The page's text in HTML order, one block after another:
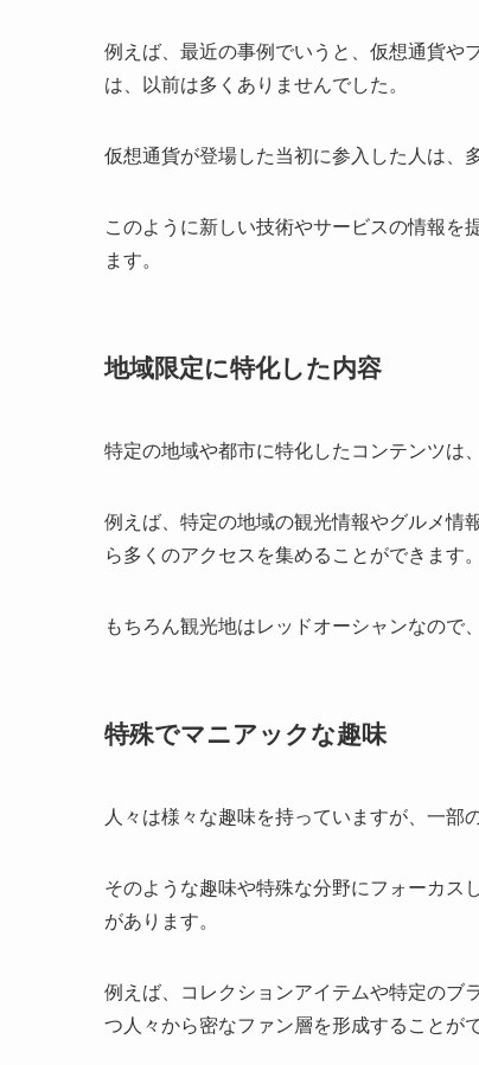
例えば、最近の事例でいうと、仮想通貨や
は、以前は多くありませんでした。
仮想通貨が登場した当初に参入した人は、
このように新しい技術やサービスの情報を
ます。
地域限定に特化した内容
特定の地域や都市に特化したコンテンツは
例えば、特定の地域の観光情報やグルメ情
ら多くのアクセスを集めることができます。
もちろん観光地はレッドオーシャンなので
特殊でマニアックな趣味
人々は様々な趣味を持っていますが、一部
そのような趣味や特殊な分野にフォーカス
があります。
例えば、コレクションアイテムや特定のブ
つ人々から密なファン層を形成することが